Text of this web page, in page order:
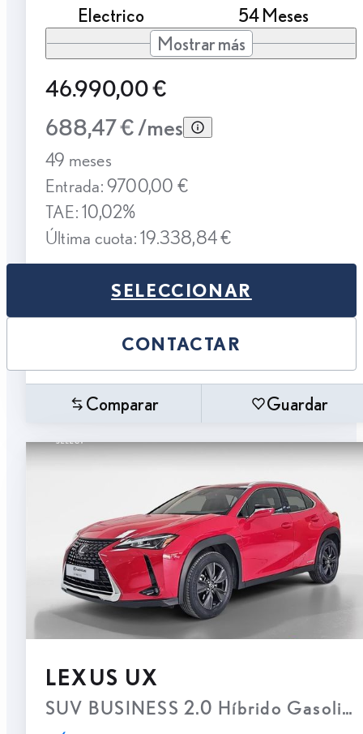
Electrico
54 Meses
Mostrar más
46.990,00 €
688,47 € /mes
49 meses
Entrada: 9700,00 €
TAE: 10,02%
Última cuota: 19.338,84 €
SELECCIONAR
CONTACTAR
Comparar Guardar
LEXUS UX
SUV BUSINESS 2.0 Híbrido